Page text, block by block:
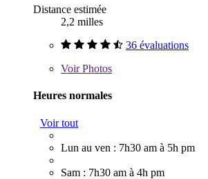
Distance estimée
2,2 milles
36 évaluations
VoirPhotos
Heures normales
Voir tout
Lun au ven : 7h30 am à 5h pm
Sam : 7h30 am à 4h pm